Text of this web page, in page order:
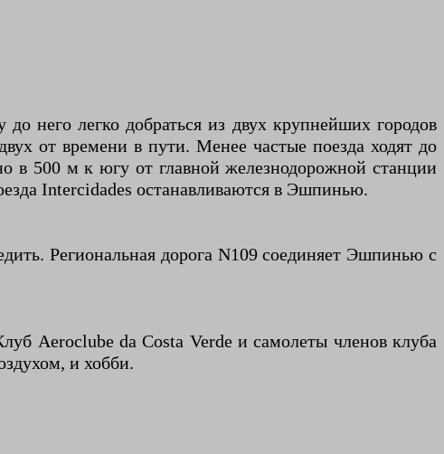
него легко добраться из двух крупнейших городов
от времени в пути. Менее частые поезда ходят до
в 500 м к югу от главной железнодорожной станции
Intercidades останавливаются в Эшпинью.
Региональная дорога N109 соединяет Эшпинью с
Aeroclube da Costa Verde и самолеты членов клуба
и хобби.